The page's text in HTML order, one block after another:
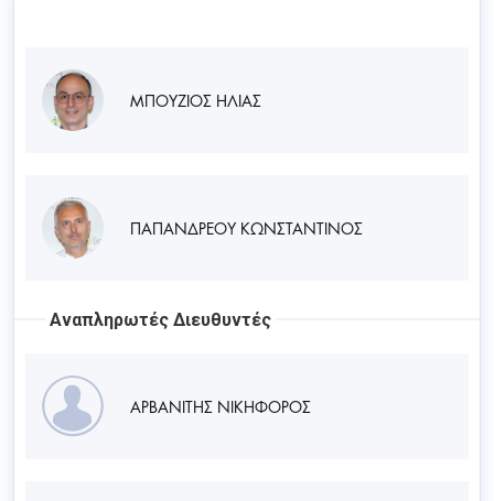
ΜΠΟΥΖΙΟΣ ΗΛΙΑΣ
ΠΑΠΑΝΔΡΕΟΥ ΚΩΝΣΤΑΝΤΙΝΟΣ
Αναπληρωτές Διευθυντές
ΑΡΒΑΝΙΤΗΣ ΝΙΚΗΦΟΡΟΣ